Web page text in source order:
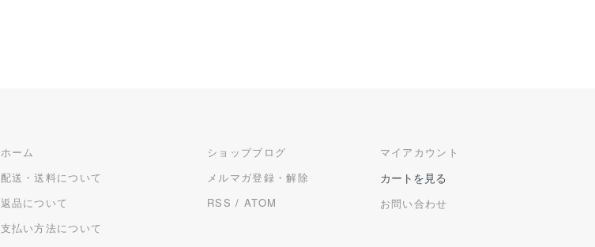
ホーム
配送・送料について
返品について
支払い方法について
ショップブログ
メルマガ登録・解除
RSS / ATOM
マイアカウント
カートを見る
お問い合わせ